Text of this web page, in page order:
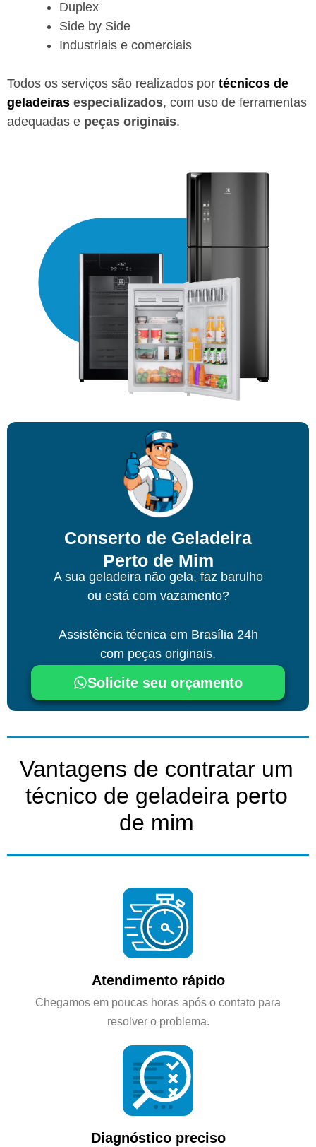
Duplex
Side by Side
Industriais e comerciais
Todos os serviços são realizados por técnicos de
geladeiras especializados, com uso de ferramentas
adequadas e peças originais.
Conserto de Geladeira
Perto de Mim
A sua geladeira não gela, faz barulho
ou está com vazamento?
Assistência técnica em Brasília24h
com peças originais.
Solicite seu orçamento
Vantagens de contratar um
técnico de geladeira perto
de mim
Atendimento rápido
Chegamos em poucas horas após o contato para
resolver o problema.
Diagnóstico preciso